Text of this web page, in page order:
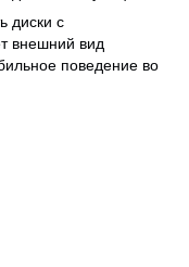
диски с
внешний вид
поведение во